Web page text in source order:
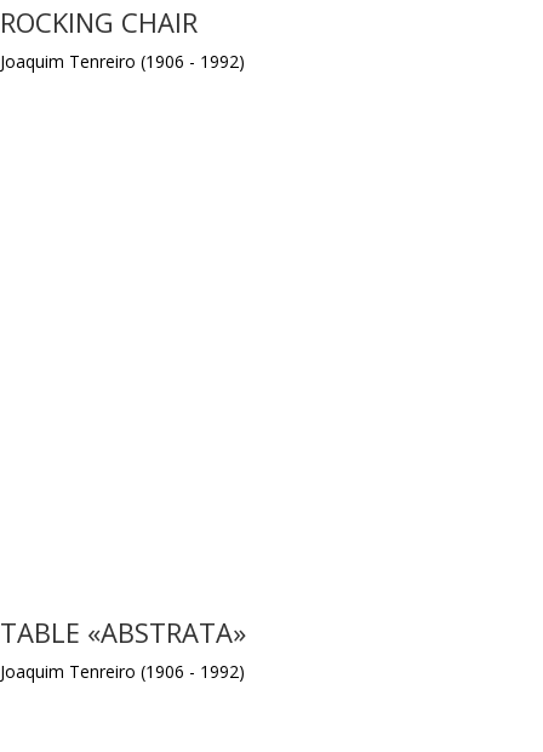
ROCKING CHAIR
Joaquim Tenreiro (1906 - 1992)
TABLE «ABSTRATA»
Joaquim Tenreiro (1906 - 1992)